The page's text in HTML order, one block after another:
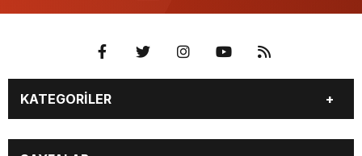
KATEGORİLER
EĞİTİM
EKONOMİ